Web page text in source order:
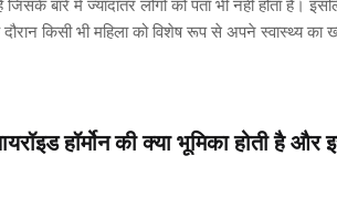
बारे में ज्यादातर लोगों को पता भी नहीं होता है।
दौरान किसी भी महिला को विशेष रूप से अपने स्वास्थ्य
हॉर्मोन की क्या भूमिका होती है